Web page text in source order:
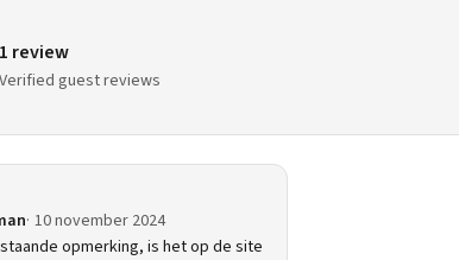
1 review
Verified guest reviews
10 november 2024
opmerking, is het op de site